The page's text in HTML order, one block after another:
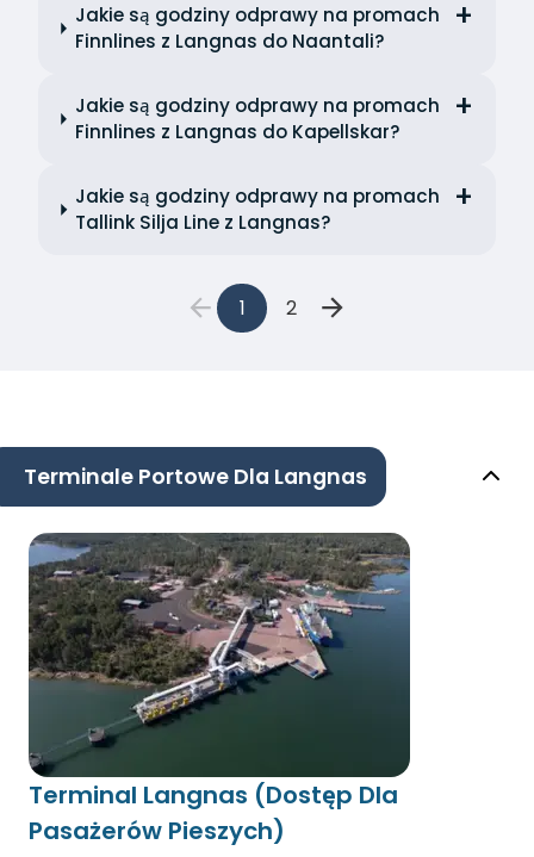
Jakie są godziny odprawy na promach
Finnlines z Langnas do Naantali?
Jakie są godziny odprawy na promach
Finnlines z Langnas do Kapellskar?
Jakie są godziny odprawy na promach
Tallink Silja Line z Langnas?
1 2
Terminale Portowe Dla Langnas
Terminal Langnas (Dostęp Dla
Pasażerów Pieszych)